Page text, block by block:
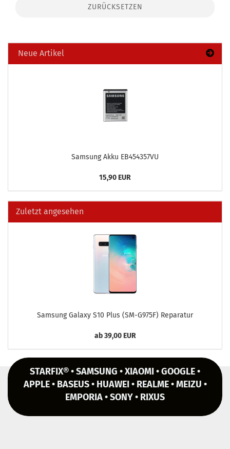
ZURÜCKSETZEN
Neue Artikel
Sam­sung Akku EB454357VU
15,90 EUR
Zuletzt angesehen
Sam­sung Ga­la­xy S10 Plus (SM-​G975F) Re­pa­ra­tur
ab 39,00 EUR
STARFIX® • SAMSUNG • XIAOMI • GOOGLE •
APPLE • BASEUS • HUAWEI • REALME • MEIZU •
EMPORIA • SONY • RIXUS